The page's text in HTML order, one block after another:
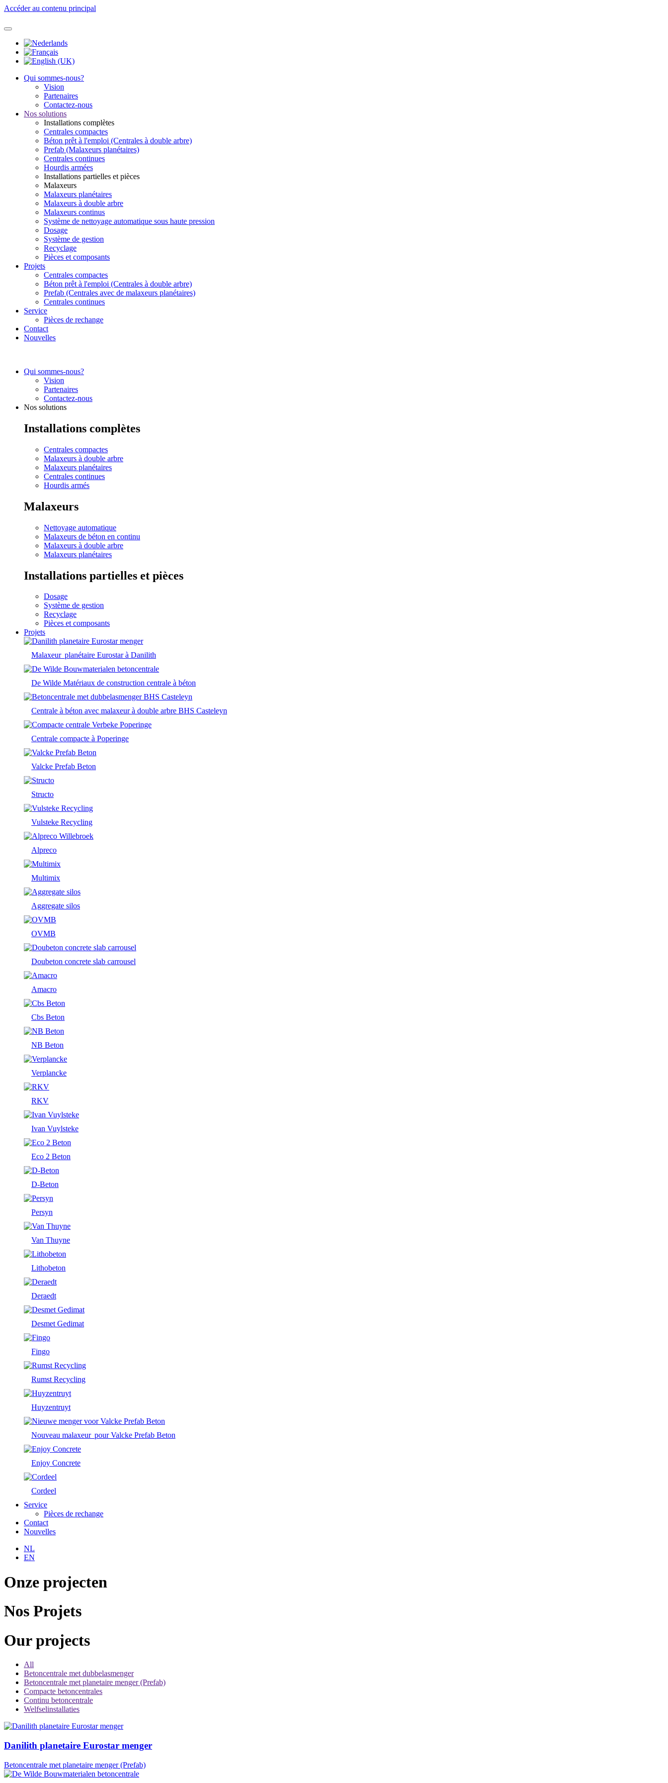
Accéder au contenu principal
Qui sommes-nous?
Vision
Partenaires
Contactez-nous
Nos solutions
Installations complètes
Centrales compactes
Béton prêt à l'emploi (Centrales à double arbre)
Prefab (Malaxeurs planétaires)
Centrales continues
Hourdis armées
Installations partielles et pièces
Malaxeurs
Malaxeurs planétaires
Malaxeurs à double arbre
Malaxeurs continus
Système de nettoyage automatique sous haute pression
Dosage
Système de gestion
Recyclage
Pièces et composants
Projets
Centrales compactes
Béton prêt à l'emploi (Centrales à double arbre)
Prefab (Centrales avec de malaxeurs planétaires)
Centrales continues
Service
Pièces de rechange
Contact
Nouvelles
Qui sommes-nous?
Vision
Partenaires
Contactez-nous
Nos solutions
Installations complètes
Centrales compactes
Malaxeurs à double arbre
Malaxeurs planétaires
Centrales continues
Hourdis armés
Malaxeurs
Nettoyage automatique
Malaxeurs de béton en continu
Malaxeurs à double arbre
Malaxeurs planétaires
Installations partielles et pièces
Dosage
Système de gestion
Recyclage
Pièces et composants
Projets
Malaxeur planétaire Eurostar à Danilith
De Wilde Matériaux de construction centrale à béton
Centrale à béton avec malaxeur à double arbre BHS Casteleyn
Centrale compacte à Poperinge
Valcke Prefab Beton
Structo
Vulsteke Recycling
Alpreco
Multimix
Aggregate silos
OVMB
Doubeton concrete slab carrousel
Amacro
Cbs Beton
NB Beton
Verplancke
RKV
Ivan Vuylsteke
Eco 2 Beton
D-Beton
Persyn
Van Thuyne
Lithobeton
Deraedt
Desmet Gedimat
Fingo
Rumst Recycling
Huyzentruyt
Nouveau malaxeur pour Valcke Prefab Beton
Enjoy Concrete
Cordeel
Service
Pièces de rechange
Contact
Nouvelles
NL
EN
Onze projecten
Nos Projets
Our projects
All
Betoncentrale met dubbelasmenger
Betoncentrale met planetaire menger (Prefab)
Compacte betoncentrales
Continu betoncentrale
Welfselinstallaties
Danilith planetaire Eurostar menger
Betoncentrale met planetaire menger (Prefab)